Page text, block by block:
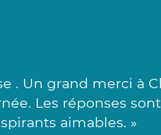
. Un grand merci à
Les réponses
aimables. »